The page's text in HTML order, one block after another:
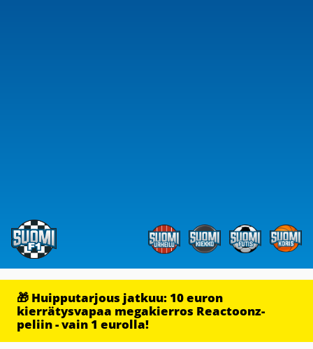
🎁 Huipputarjous jatkuu: 10 euron
kierrätysvapaa megakierros Reactoonz-
peliin - vain 1 eurolla!